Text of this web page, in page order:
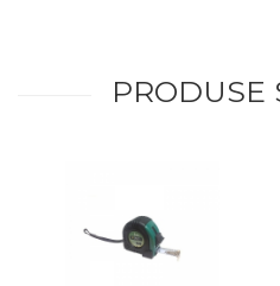
PRODUSE